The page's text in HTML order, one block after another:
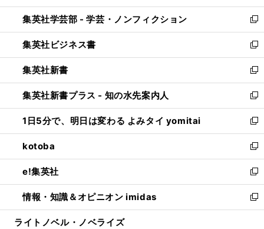
開
く
ウ
で
開
く
ン
ド
ウ
で
開
く
ウ
ィ
ン
ド
ウ
で
開
く
集英社学芸部 - 学芸・ノンフィクション
新
し
い
ウ
ィ
ン
ド
ウ
で
開
く
集英社ビジネス書
新
し
い
ウ
ィ
ン
ド
ウ
で
開
く
集英社新書
新
し
い
ウ
ィ
ン
ド
ウ
で
開
く
集英社新書プラス - 知の水先案内人
新
し
い
ウ
ィ
ン
ド
ウ
で
開
1日5分で、明日は変わる よみタイ yomitai
新
し
い
ウ
ィ
ン
ド
ウ
kotoba
新
し
い
ウ
ィ
ン
e!集英社
新
し
い
ウ
情報・知識＆オピニオン imidas
新
し
ライトノベル・ノベライズ